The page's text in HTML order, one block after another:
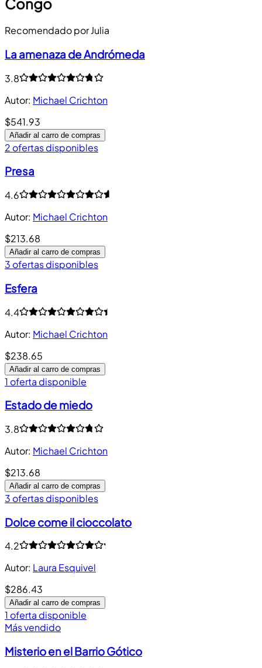
Congo
Recomendado por Julia
La amenaza de Andrómeda
3.8
Autor: Michael Crichton
$541.93
Añadir al carro de compras
2 ofertas disponibles
Presa
4.6
Autor: Michael Crichton
$213.68
Añadir al carro de compras
3 ofertas disponibles
Esfera
4.4
Autor: Michael Crichton
$238.65
Añadir al carro de compras
1 oferta disponible
Estado de miedo
3.8
Autor: Michael Crichton
$213.68
Añadir al carro de compras
3 ofertas disponibles
Dolce come il cioccolato
4.2
Autor: Laura Esquivel
$286.43
Añadir al carro de compras
1 oferta disponible
Más vendido
Misterio en el Barrio Gótico